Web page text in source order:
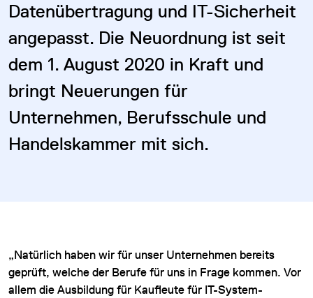
Datenübertragung und IT-Sicherheit
angepasst. Die Neuordnung ist seit
dem 1. August 2020 in Kraft und
bringt Neuerungen für
Unternehmen, Berufsschule und
Handelskammer mit sich.
„Natürlich haben wir für unser Unternehmen bereits
geprüft, welche der Berufe für uns in Frage kommen. Vor
allem die Ausbildung für Kaufleute für IT-System-